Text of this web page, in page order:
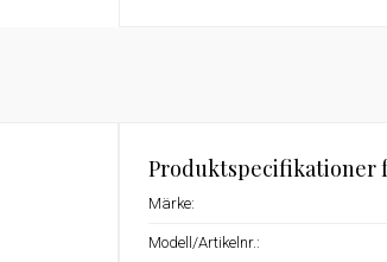
Produktspecifikationer
Märke:
Modell/Artikelnr.: